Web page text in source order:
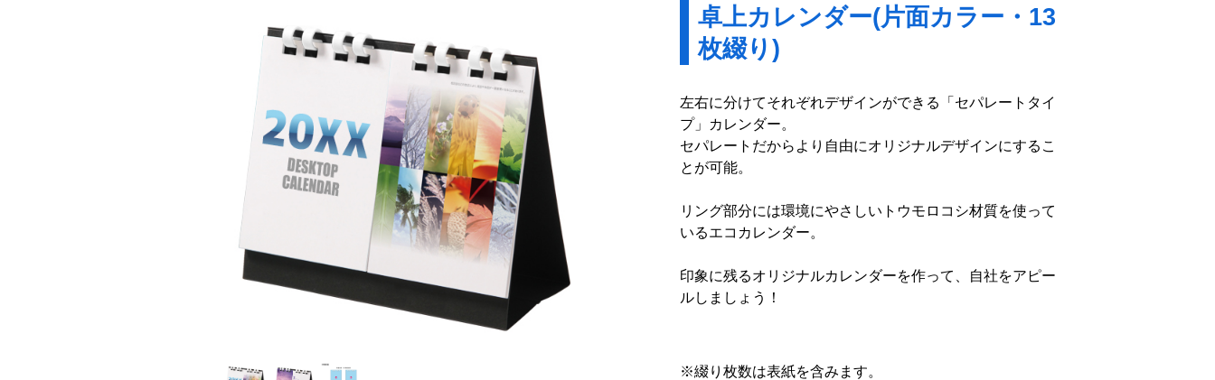
卓上カレンダー(片面カラー・13
枚綴り)
左右に分けてそれぞれデザインができる「セパレートタイ
プ」カレンダー。
セパレートだからより自由にオリジナルデザインにするこ
とが可能。
リング部分には環境にやさしいトウモロコシ材質を使って
いるエコカレンダー。
印象に残るオリジナルカレンダーを作って、自社をアピー
ルしましょう！
※綴り枚数は表紙を含みます。